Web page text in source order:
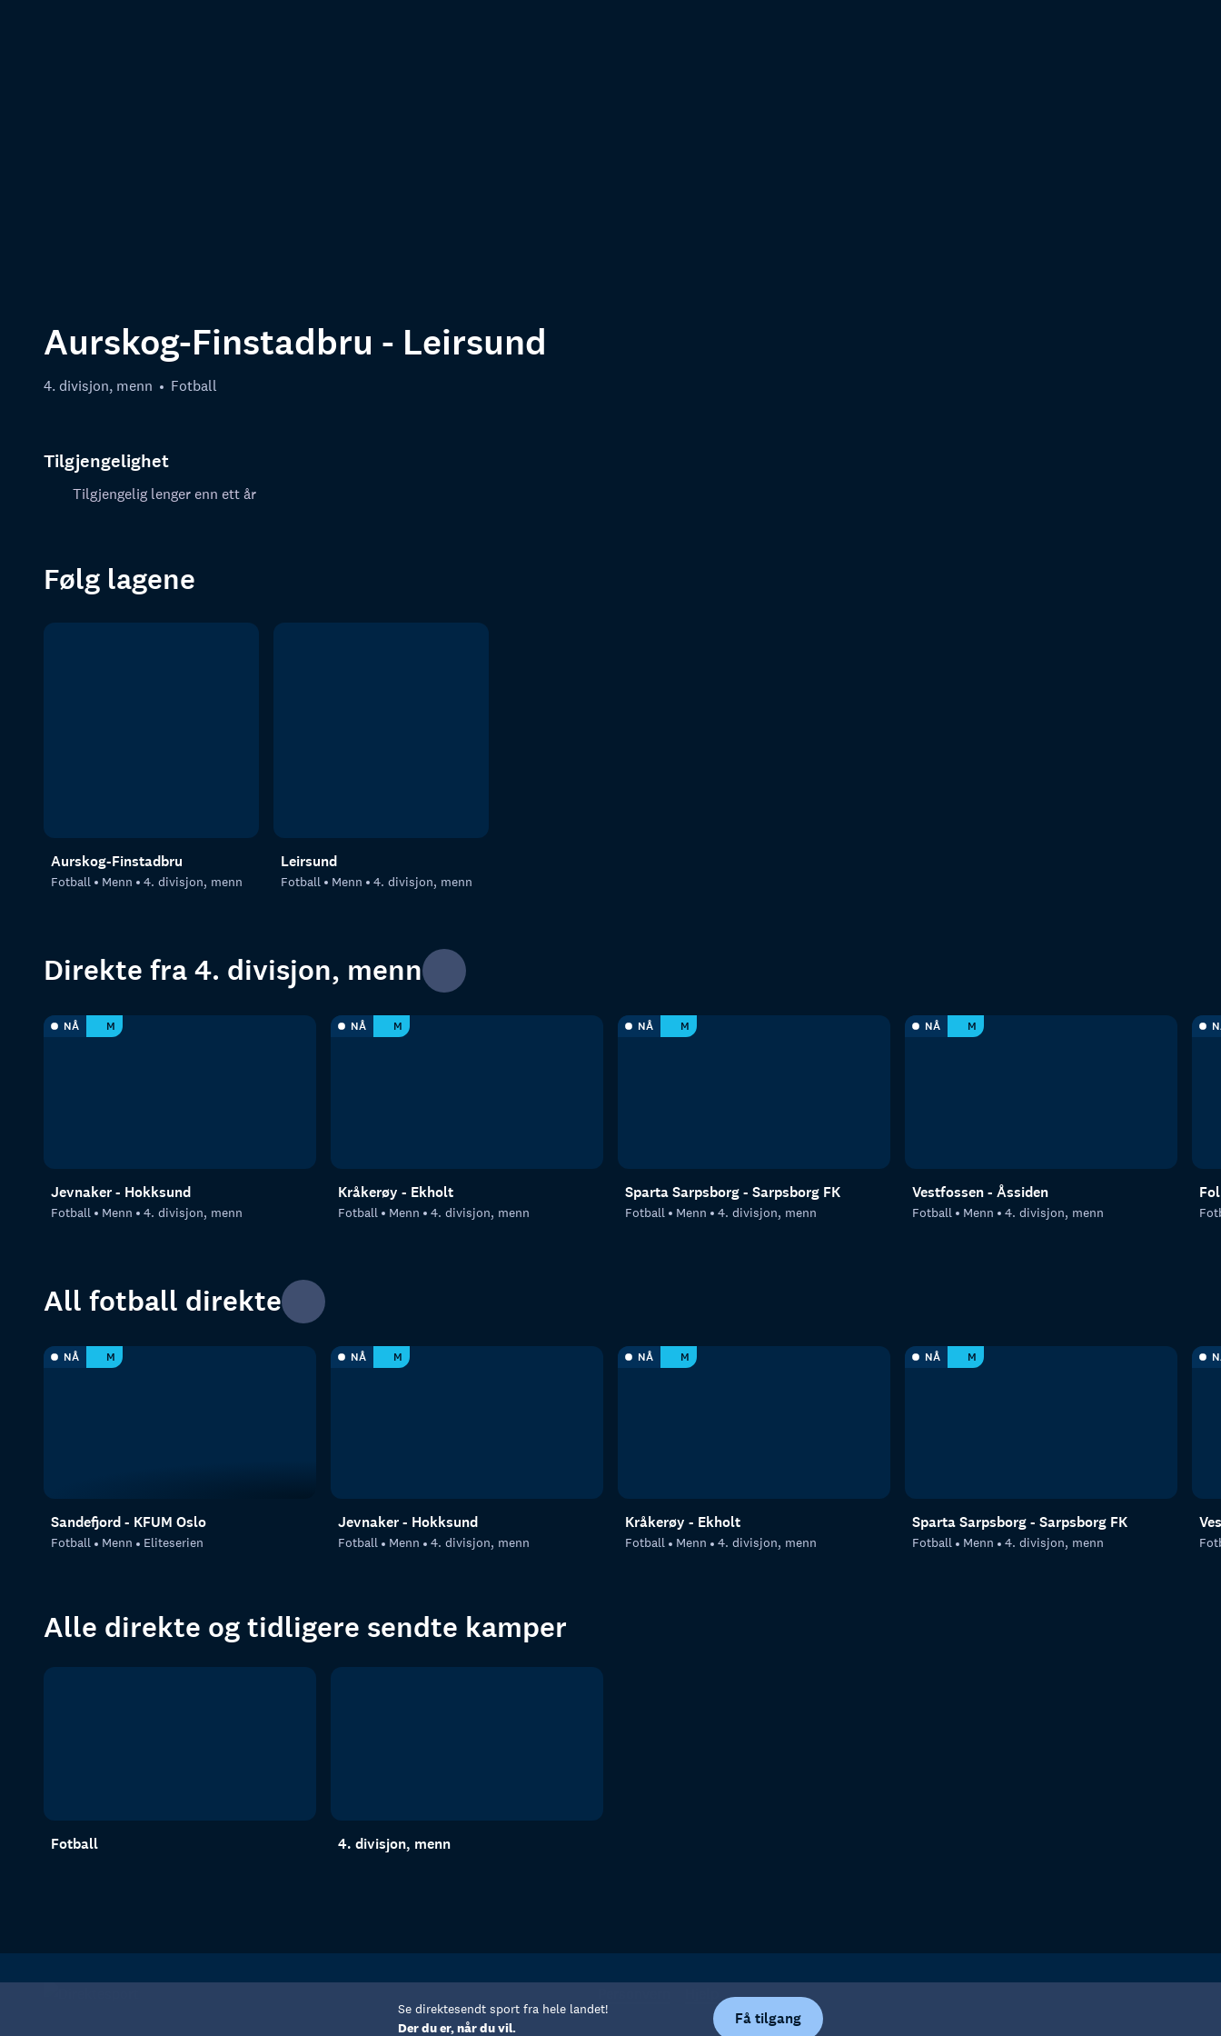
Se direktesendt sport fra hele landet!
Der du er, når du vil.
Få tilgang
Aurskog-Finstadbru - Leirsund
4. divisjon, menn Fotball
Tilgjengelighet
Tilgjengelig lenger enn ett år
Følg lagene
Aurskog-Finstadbru
Fotball Menn 4. divisjon, menn
Leirsund
Fotball Menn 4. divisjon, menn
Direkte fra 4. divisjon, menn
NÅ M
Jevnaker - Hokksund
Fotball Menn 4. divisjon, menn
NÅ M
Kråkerøy - Ekholt
Fotball Menn 4. divisjon, menn
NÅ M
Sparta Sarpsborg - Sarpsborg FK
Fotball Menn 4. divisjon, menn
NÅ M
Vestfossen - Åssiden
Fotball Menn 4. divisjon, menn
All fotball direkte
NÅ M
Sandefjord - KFUM Oslo
Fotball Menn Eliteserien
NÅ M
Jevnaker - Hokksund
Fotball Menn 4. divisjon, menn
NÅ M
Kråkerøy - Ekholt
Fotball Menn 4. divisjon, menn
NÅ M
Sparta Sarpsborg - Sarpsborg FK
Fotball Menn 4. divisjon, menn
Alle direkte og tidligere sendte kamper
Fotball 4. divisjon, menn